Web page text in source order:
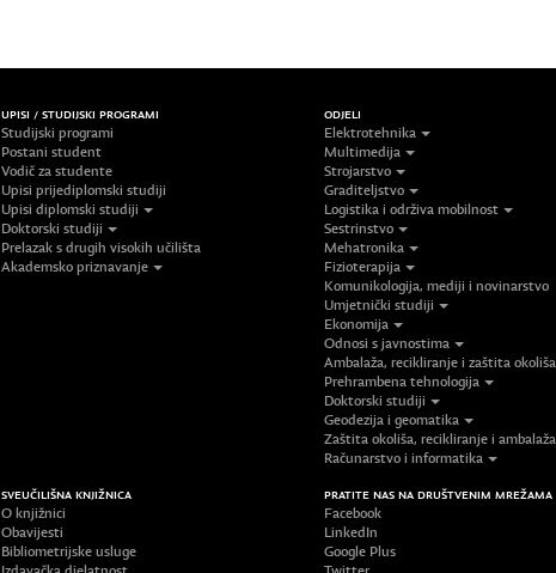
UPISI / STUDIJSKI PROGRAMI
Studijski programi
Postani student
Vodič za studente
Upisi prijediplomski studiji
Upisi diplomski studiji
Doktorski studiji
Prelazak s drugih visokih učilišta
Akademsko priznavanje
ODJELI
Elektrotehnika
Multimedija
Strojarstvo
Graditeljstvo
Logistika i održiva mobilnost
Sestrinstvo
Mehatronika
Fizioterapija
Komunikologija, mediji i novinarstvo
Umjetnički studiji
Ekonomija
Odnosi s javnostima
Ambalaža, recikliranje i zaštita okoliša
Prehrambena tehnologija
Doktorski studiji
Geodezija i geomatika
Zaštita okoliša, recikliranje i ambalaža
Računarstvo i informatika
SVEUČILIŠNA KNJIŽNICA
O knjižnici
Obavijesti
Bibliometrijske usluge
PRATITE NAS NA DRUŠTVENIM MREŽAMA
Facebook
LinkedIn
Google Plus